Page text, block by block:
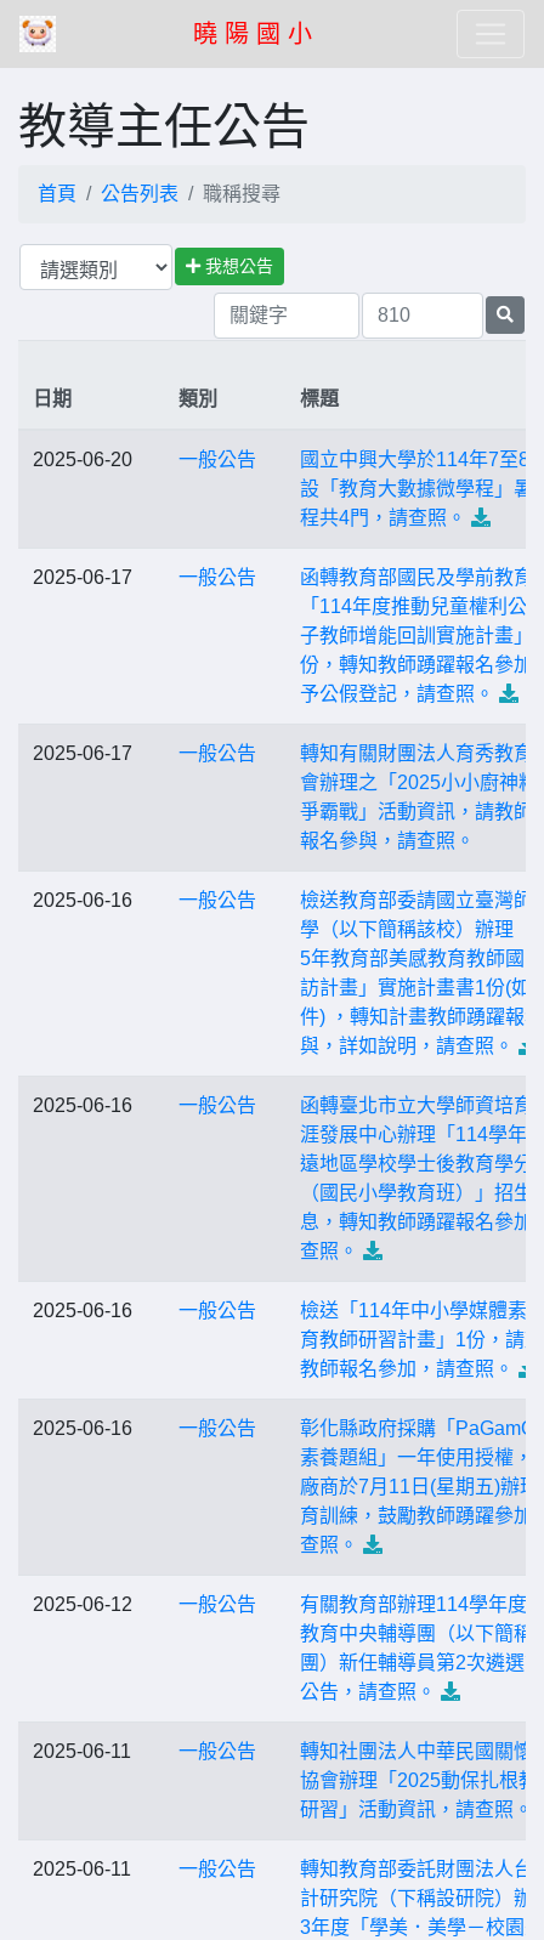
曉 陽 國 小
教導主任公告
首頁 公告列表 職稱搜尋
我想公告
日期 類別 標題
2025-06-20 一般公告
國立中興大學於114年7至8
設「教育大數據微學程」暑
程共4門，請查照。
2025-06-17 一般公告
函轉教育部國民及學前教育
「114年度推動兒童權利公
子教師增能回訓實施計畫」1
份，轉知教師踴躍報名參加
予公假登記，請查照。
2025-06-17 一般公告
轉知有關財團法人育秀教育
會辦理之「2025小小廚神料
爭霸戰」活動資訊，請教師
報名參與，請查照。
2025-06-16 一般公告
檢送教育部委請國立臺灣師
學（以下簡稱該校）辦理「
5年教育部美感教育教師國
訪計畫」實施計畫書1份(如
件) ，轉知計畫教師踴躍報
與，詳如說明，請查照。
2025-06-16 一般公告
函轉臺北市立大學師資培育
涯發展中心辦理「114學年
遠地區學校學士後教育學分
（國民小學教育班）」招生
息，轉知教師踴躍報名參加
查照。
2025-06-16 一般公告
檢送「114年中小學媒體素
育教師研習計畫」1份，請
教師報名參加，請查照。
2025-06-16 一般公告
彰化縣政府採購「PaGamO
素養題組」一年使用授權，
廠商於7月11日(星期五)辦理
育訓練，鼓勵教師踴躍參加
查照。
2025-06-12 一般公告
有關教育部辦理114學年度
教育中央輔導團（以下簡稱
團）新任輔導員第2次遴選
公告，請查照。
2025-06-11 一般公告
轉知社團法人中華民國關懷
協會辦理「2025動保扎根教
研習」活動資訊，請查照。
2025-06-11 一般公告
轉知教育部委託財團法人台
計研究院（下稱設研院）辦
3年度「學美．美學－校園